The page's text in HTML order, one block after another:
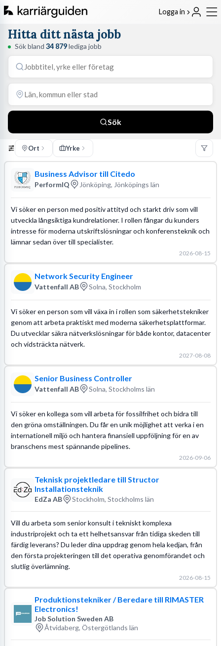
Logga in
Hitta ditt nästa jobb
Sök bland 34 879lediga jobb
Sök
Ort Yrke
Business Advisor till Citedo
PerformIQ Jönköping, Jönköpings län
Vi söker en person med positiv attityd och starkt driv som vill
utveckla långsiktiga kundrelationer. I rollen fångar du kunders
intresse för moderna utskriftslösningar och konferensteknik och
lämnar sedan över till specialister.
2026-08-15
Network Security Engineer
Vattenfall AB Solna, Stockholm
Vi söker en person som vill växa in i rollen som säkerhetstekniker
genom att arbeta praktiskt med moderna säkerhetsplattformar.
Du utvecklar säkra nätverkslösningar för både kontor, datacenter
och vidsträckta nätverk.
2027-08-08
Senior Business Controller
Vattenfall AB Solna, Stockholms län
Vi söker en kollega som vill arbeta för fossilfrihet och bidra till
den gröna omställningen. Du får en unik möjlighet att verka i en
internationell miljö och hantera finansiell uppföljning för en av
branschens mest spännande pipelines.
2026-09-06
Teknisk projektledare till Structor
Installationsteknik
EdZa AB Stockholm, Stockholms län
Vill du arbeta som senior konsult i tekniskt komplexa
industriprojekt och ta ett helhetsansvar från tidiga skeden till
färdig leverans? Du leder dina uppdrag genom hela kedjan, från
den första projekteringen till det operativa genomförandet och
slutlig överlämning.
2026-08-15
Produktionstekniker / Beredare till RIMASTER
Electronics!
Job Solution Sweden AB
Åtvidaberg, Östergötlands län